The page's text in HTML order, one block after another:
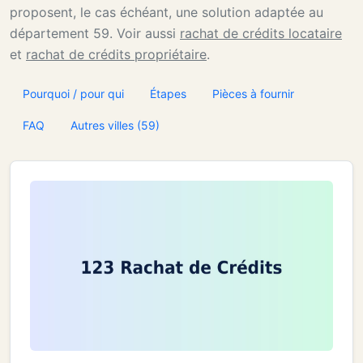
proposent, le cas échéant, une solution adaptée au
département 59. Voir aussi rachat de crédits locataire
et rachat de crédits propriétaire.
Pourquoi / pour qui Étapes Pièces à fournir
FAQ Autres villes (59)